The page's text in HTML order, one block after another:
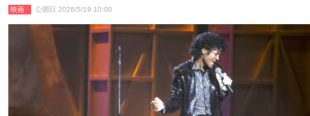
映画 公開日 2026/5/19 10:00